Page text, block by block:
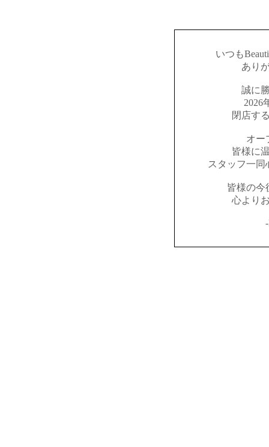
いつも
あり
誠に
2026
閉店す
オー
皆様に
スタッフ一
皆様の今
心より